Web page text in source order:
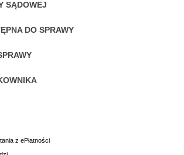
opłaty mogę zrealizować za
zapłaty do sprawy,
płatności za e-usługi rozpoczętej w
systemach Ministerstwa
SĄDOWEJ
DO SPRAWY
z ePłatności